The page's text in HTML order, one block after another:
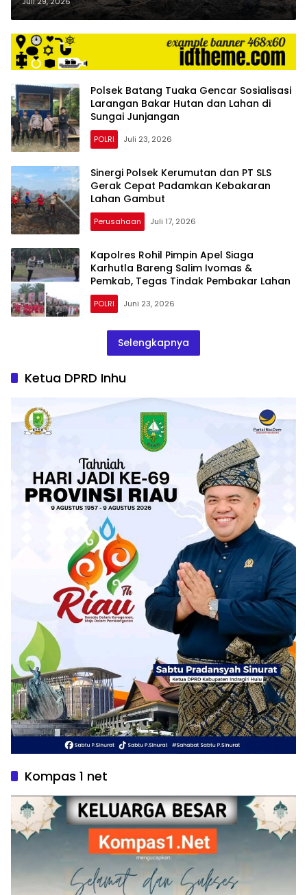
Polsek Batang Tuaka Gencar Sosialisasi
Larangan Bakar Hutan dan Lahan di
Sungai Junjangan
POLRI Juli 23, 2026
Sinergi Polsek Kerumutan dan PT SLS
Gerak Cepat Padamkan Kebakaran
Lahan Gambut
Perusahaan Juli 17, 2026
Kapolres Rohil Pimpin Apel Siaga
Karhutla Bareng Salim Ivomas &
Pemkab, Tegas Tindak Pembakar Lahan
POLRI Juni 23, 2026
Selengkapnya
Ketua DPRD Inhu
Kompas 1 net